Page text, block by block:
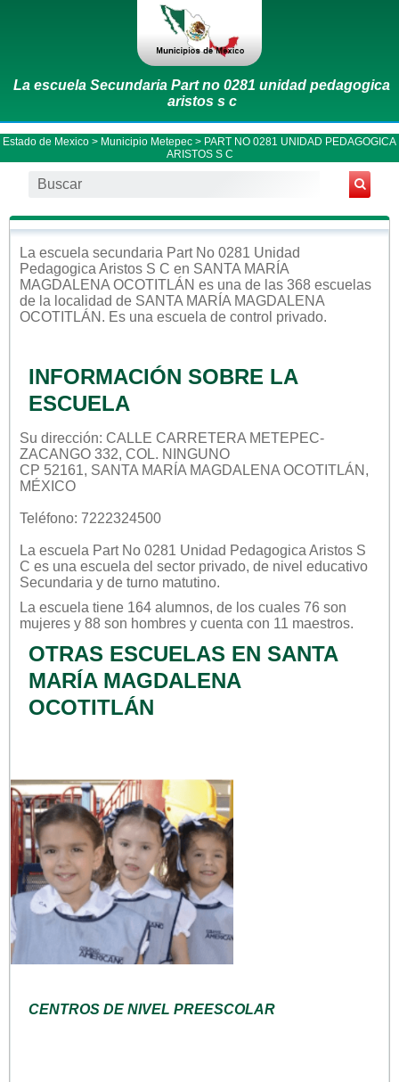
La escuela Secundaria Part no 0281 unidad pedagogica
aristos s c
Estado de Mexico > Municipio Metepec > PART NO 0281 UNIDAD PEDAGOGICA
ARISTOS S C
La escuela secundaria Part No 0281 Unidad
Pedagogica Aristos S C en SANTA MARÍA
MAGDALENA OCOTITLÁN es una de las 368 escuelas
de la localidad de SANTA MARÍA MAGDALENA
OCOTITLÁN . Es una escuela de control privado.
INFORMACIÓN SOBRE LA
ESCUELA
Su dirección: CALLE CARRETERA METEPEC-
ZACANGO 332, COL. NINGUNO
CP 52161, SANTA MARÍA MAGDALENA OCOTITLÁN,
MÉXICO
Teléfono: 7222324500
La escuela Part No 0281 Unidad Pedagogica Aristos S
C es una escuela del sector privado, de nivel educativo
Secundaria y de turno matutino.
La escuela tiene 164 alumnos, de los cuales 76 son
mujeres y 88 son hombres y cuenta con 11 maestros.
OTRAS ESCUELAS EN SANTA
MARÍA MAGDALENA
OCOTITLÁN
CENTROS DE NIVEL PREESCOLAR